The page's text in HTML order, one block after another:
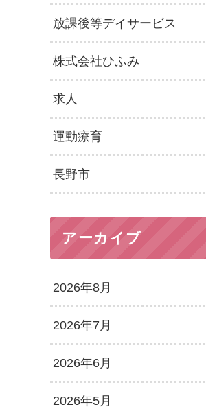
放課後等デイサービス
株式会社ひふみ
求人
運動療育
長野市
アーカイブ
2026年8月
2026年7月
2026年6月
2026年5月